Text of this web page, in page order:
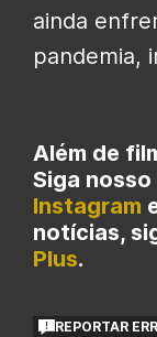
ainda
pandemia,
Além de
Siga
Instagram
notícias,
Plus.
REPORTAR